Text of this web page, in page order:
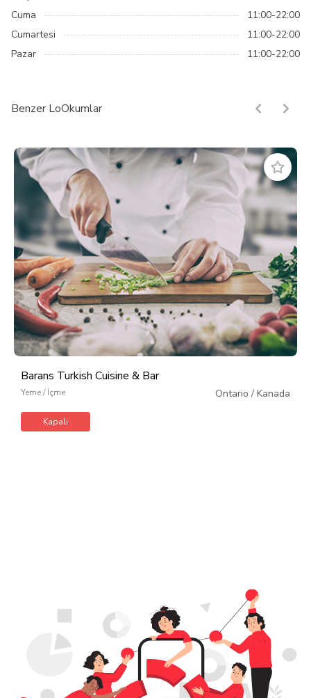
Cuma
11:00-22:00
Cumartesi
11:00-22:00
Pazar
11:00-22:00
Benzer LoOkumlar
Barans Turkish Cuisine & Bar
Yeme / İçme Ontario / Kanada
Kapalı